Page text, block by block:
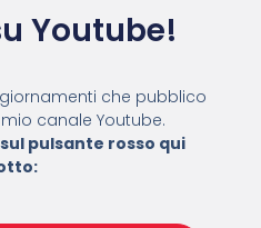
Youtube!
che pubblico
canale Youtube.
pulsante rosso qui